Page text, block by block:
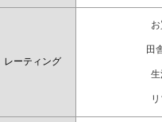
レーティング
田